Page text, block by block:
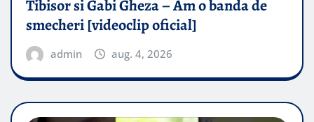
Tibisor si Gabi Gheza – Am o banda de
smecheri [videoclip oficial]
admin aug. 4, 2026